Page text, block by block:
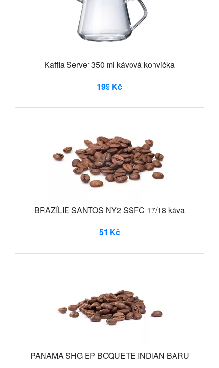
Kaffia Server 350 ml kávová konvička
199 Kč
BRAZÍLIE SANTOS NY2 SSFC 17/18 káva
51 Kč
PANAMA SHG EP BOQUETE INDIAN BARU